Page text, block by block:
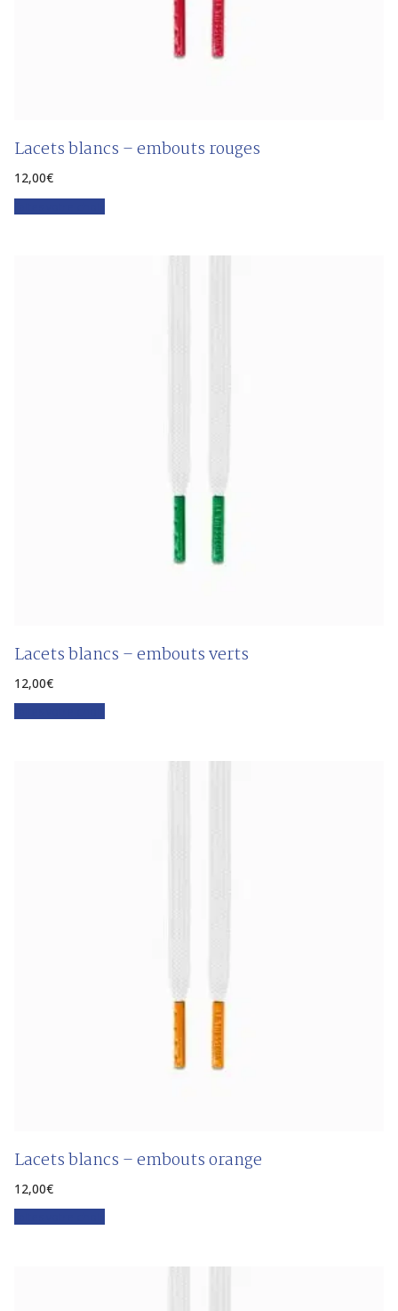
Lacets blancs – embouts rouges
12,00€
Lacets blancs – embouts verts
12,00€
Lacets blancs – embouts orange
12,00€